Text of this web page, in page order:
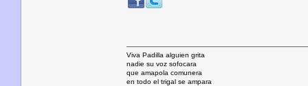
Viva Padilla alguien grita
nadie su voz sofocara
que amapola comunera
en todo el trigal se ampara